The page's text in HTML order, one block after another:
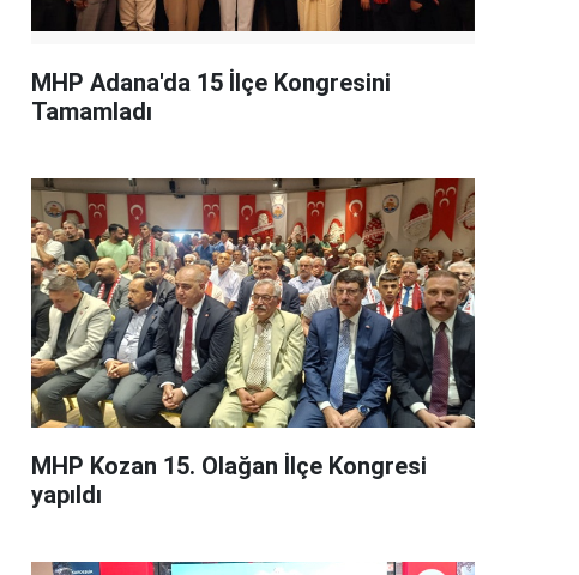
MHP Adana'da 15 İlçe Kongresini
Tamamladı
MHP Kozan 15. Olağan İlçe Kongresi
yapıldı